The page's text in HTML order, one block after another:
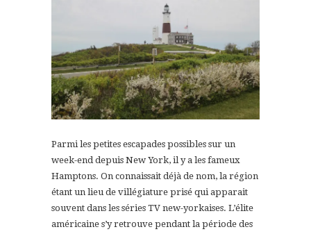
Parmi les petites escapades possibles sur un
week-end depuis New York, il y a les fameux
Hamptons. On connaissait déjà de nom, la région
étant un lieu de villégiature prisé qui apparait
souvent dans les séries TV new-yorkaises. L’élite
américaine s’y retrouve pendant la période des